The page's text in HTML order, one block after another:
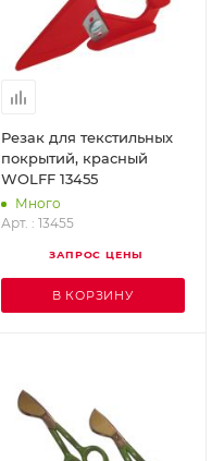
Резак для текстильных
покрытий, красный
WOLFF 13455
Много
Арт. : 13455
ЗАПРОС ЦЕНЫ
В КОРЗИНУ